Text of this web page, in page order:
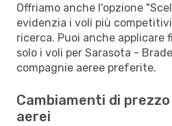
Offriamo anche l'opzione
evidenzia i voli più
ricerca. Puoi anche applicare
solo i voli per Sarasota -
compagnie aeree preferite.
Cambiamenti di
aerei